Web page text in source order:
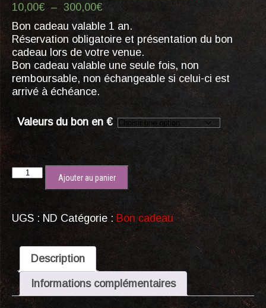
10,00€ – 300,00€ Plage
de
prix :
10,00€
à
300,00€
Bon cadeau valable 1 an.
Réservation obligatoire et présentation du bon
cadeau lors de votre venue.
Bon cadeau valable une seule fois, non
remboursable, non échangeable si celui-ci est
arrivé à échéance.
Valeurs du bon en €
quantité
au
Ajouter au panier
UGS : ND Catégorie : Bon cadeau
Description
Informations complémentaires